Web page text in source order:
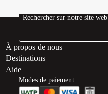
Rechercher sur notre site web
À propos de nous
Destinations
Aide
Modes de paiement